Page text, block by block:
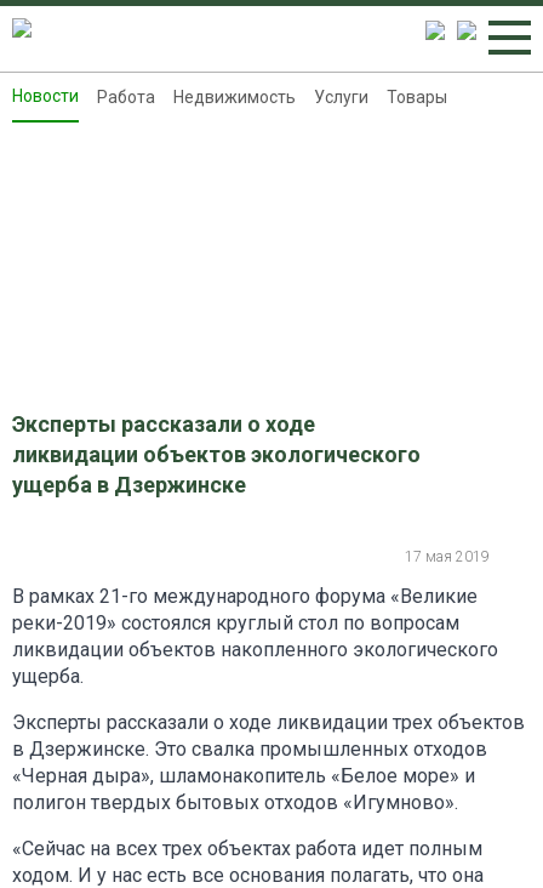
Новости
Новости Работа Недвижимость Услуги Товары
Эксперты рассказали о ходе
ликвидации объектов экологического
ущерба в Дзержинске
17 мая 2019
В рамках 21-го международного форума «Великие
реки-2019» состоялся круглый стол по вопросам
ликвидации объектов накопленного экологического
ущерба.
Эксперты рассказали о ходе ликвидации трех объектов
в Дзержинске. Это свалка промышленных отходов
«Черная дыра», шламонакопитель «Белое море» и
полигон твердых бытовых отходов «Игумново».
«Сейчас на всех трех объектах работа идет полным
ходом. И у нас есть все основания полагать, что она